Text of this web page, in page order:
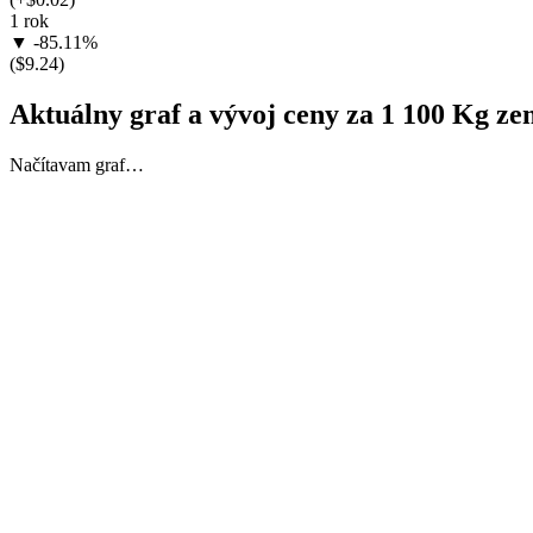
1 rok
▼ -85.11%
($9.24)
Aktuálny graf a vývoj ceny za 1 100 Kg
Načítavam graf…